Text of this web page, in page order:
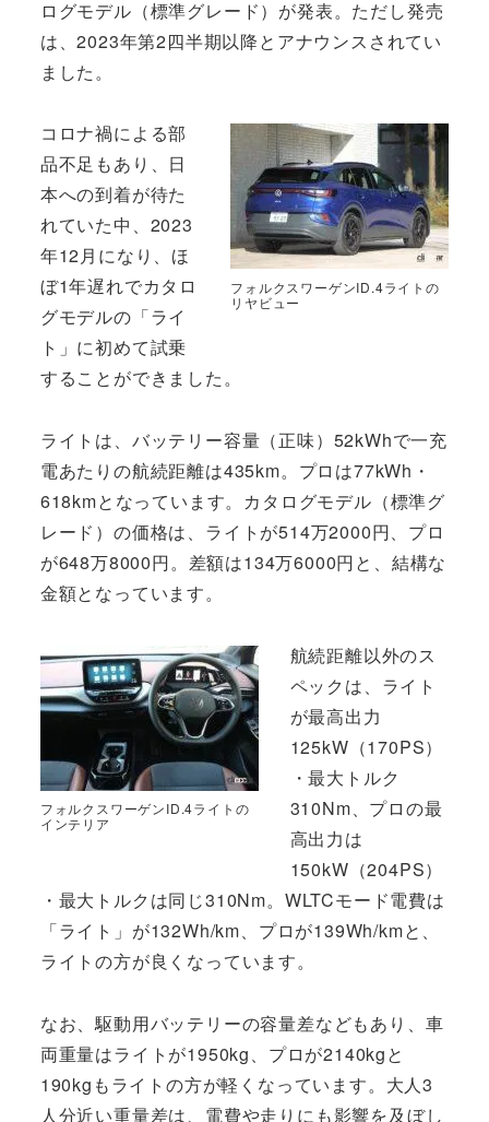
ログモデル（標準グレード）が発表。ただし発売
は、2023年第2四半期以降とアナウンスされてい
ました。
フォルクスワーゲンID.4ライトの
リヤビュー
コロナ禍による部
品不足もあり、日
本への到着が待た
れていた中、2023
年12月になり、ほ
ぼ1年遅れでカタロ
グモデルの「ライ
ト」に初めて試乗
することができました。
ライトは、バッテリー容量（正味）52kWhで一充
電あたりの航続距離は435km。プロは77kWh・
618kmとなっています。カタログモデル（標準グ
レード）の価格は、ライトが514万2000円、プロ
が648万8000円。差額は134万6000円と、結構な
金額となっています。
フォルクスワーゲンID.4ライトの
インテリア
航続距離以外のス
ペックは、ライト
が最高出力
125kW（170PS）
・最大トルク
310Nm、プロの最
高出力は
150kW（204PS）
・最大トルクは同じ310Nm。WLTCモード電費は
「ライト」が132Wh/km、プロが139Wh/kmと、
ライトの方が良くなっています。
なお、駆動用バッテリーの容量差などもあり、車
両重量はライトが1950kg、プロが2140kgと
190kgもライトの方が軽くなっています。大人3
人分近い重量差は、電費や走りにも影響を及ぼし